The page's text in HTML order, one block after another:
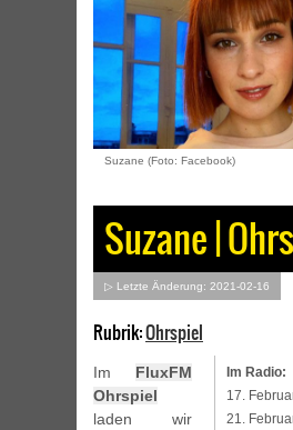
Suzane (Foto: Facebook)
Suzane |
▷ Letzte Änderung: 2021-02-16
Rubrik:Ohrspiel
Im Radio:
17.
21.
Im FluxFM
Ohrspiel
laden wir